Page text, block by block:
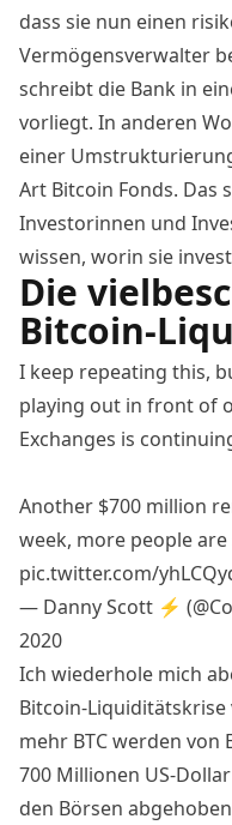
dass sie nun einen
Vermögensverwalter
schreibt die Bank in
vorliegt. In anderen
einer
Art Bitcoin Fonds. Das
Investorinnen und
wissen, worin sie
Die
Bitcoin-
I keep repeating this,
playing out in front of
Exchanges is
Another $700 million
week, more people
pic.twitter.com/
— Danny Scott ⚡
2020
Ich wiederhole mich
Bitcoin-
mehr BTC werden von
700 Millionen US-
den Börsen